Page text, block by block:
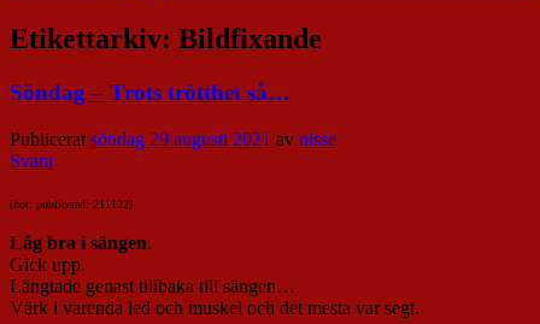
Etikettarkiv: Bildfixande
Söndag – Trots trötthet så…
Publicerat söndag 29 augusti 2021 av nisse
Svara
[not: publicerad: 211122]
Låg bra i sängen.
Gick upp.
Längtade genast tillbaka till sängen…
Värk i varenda led och muskel och det mesta var segt.